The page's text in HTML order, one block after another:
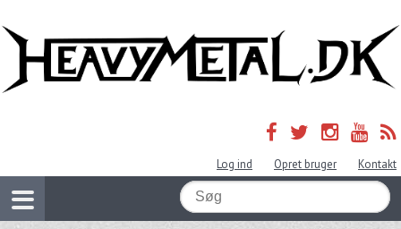
Log ind Opret bruger Kontakt